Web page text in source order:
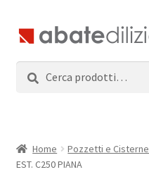
Vai
alla
navigazione
Vai
al
contenuto
ServiziHome Pozzetti e Cisterne
EST. C250 PIANA